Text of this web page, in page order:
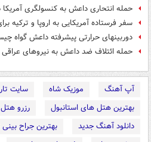
حمله انتحاری داعش به کنسولگری آمریکا
سفر فرستاده آمریکایی به اروپا و ترکیه
دوربینهای حرارتی پیشرفته داعش گواه
حمله ائتلاف ضد داعش به نیروهای عراقی
آپ آهنگ موزیک شاه
سایت
بهترین هتل های استانبول
رزرو
دانلود آهنگ جدید
بهترین جراح